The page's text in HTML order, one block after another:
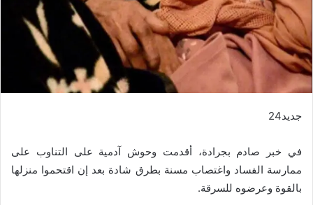
جديد24
في خبر صادم بجرادة، أقدمت وحوش آدمية على التناوب على
ممارسة الفساد واغتصاب مسنة بطرق شادة بعد إن اقتحموا منزلها
بالقوة وعرضوه للسرقة.